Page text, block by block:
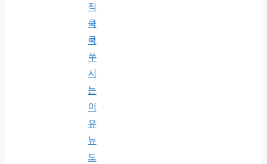
직
쿡
쿡
쑤
시
는
이
유
뉴
도